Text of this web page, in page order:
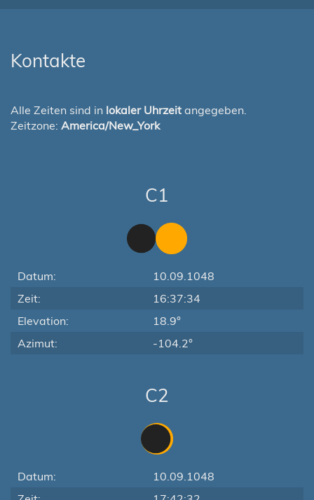
Kontakte
Alle Zeiten sind in lokaler Uhrzeit angegeben.
Zeitzone: America/New_York
C1
Datum:
10.09.1048
Zeit:
16:37:34
Elevation:
18.9°
Azimut:
-104.2°
C2
Datum:
10.09.1048